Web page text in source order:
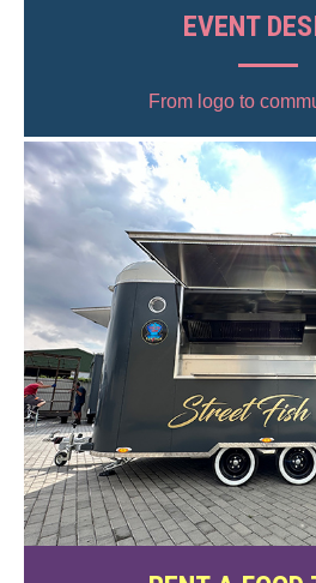
EVENT
From logo to